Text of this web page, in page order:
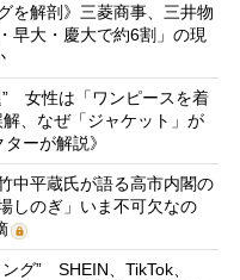
を解剖》三菱商事、三井物
早大・慶大で約6割」の現
” 女性は「ワンピースを着
、なぜ「ジャケット」が
ーが解説》
中平蔵氏が語る高市内閣の
しのぎ」いま不可欠なの
グ” SHEIN、TikTok、